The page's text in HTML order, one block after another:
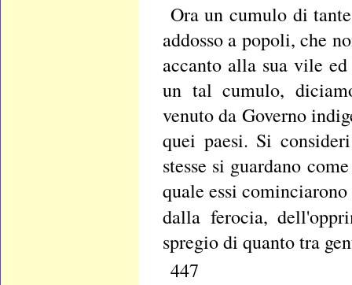
Ora un cumulo di
addosso a popoli, che
accanto alla sua vile
un tal cumulo,
venuto da Governo
quei paesi. Si
stesse si guardano
quale essi
dalla ferocia,
spregio di quanto tra
447